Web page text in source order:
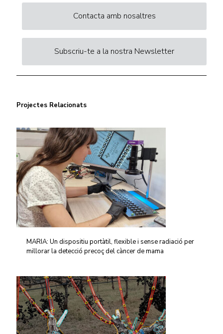
Contacta amb nosaltres
Subscriu-te a la nostra Newsletter
Projectes Relacionats
MARIA: Un dispositiu portàtil, flexible i sense radiació per
millorar la detecció precoç del càncer de mama